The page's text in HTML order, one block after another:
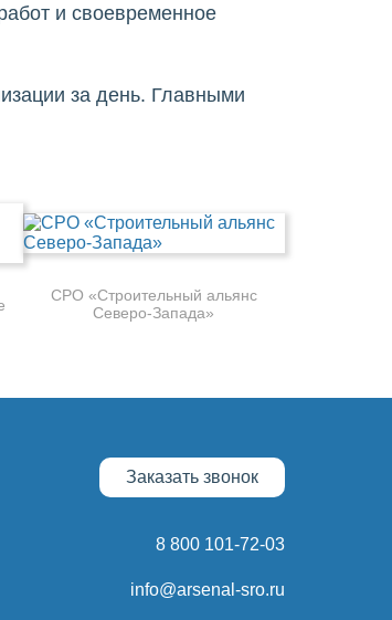
и своевременное
за день. Главными
СРО «Строительный альянс
Северо-Запада»
Заказать звонок
8 800 101-72-03
info@arsenal-sro.ru